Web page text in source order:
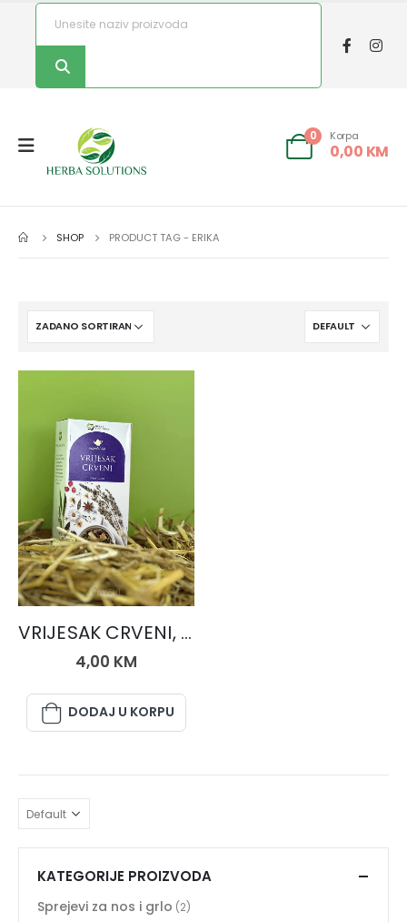
0 Korpa
0,00 KM
SHOP PRODUCT TAG - ERIKA
ČAJEVI
VRIJESAK CRVENI, čaj 50 gr.
4,00 KM
DODAJ U KORPU
KATEGORIJE PROIZVODA
Sprejevi za nos i grlo (2)